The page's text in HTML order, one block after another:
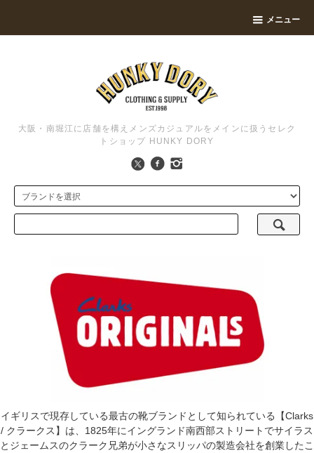
メニュー
大阪・南堀江に店舗を構えメンズカジュアルをメインに扱うセレク
トショップ HUNKY DORY
イギリスで現存している最古の靴ブランドとして知られている【Clarks
/ クラークス】は、1825年にイングランド南西部ストリートでサイラス
とジェームスのクラーク兄弟が小さなスリッパの製造会社を創業したこ